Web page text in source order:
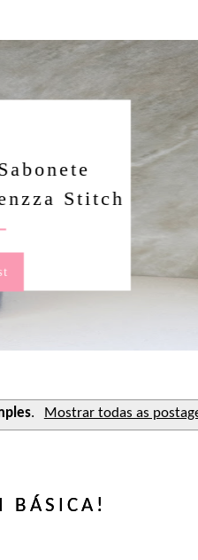
Stitch
. Mostrar todas as
BÁSICA!